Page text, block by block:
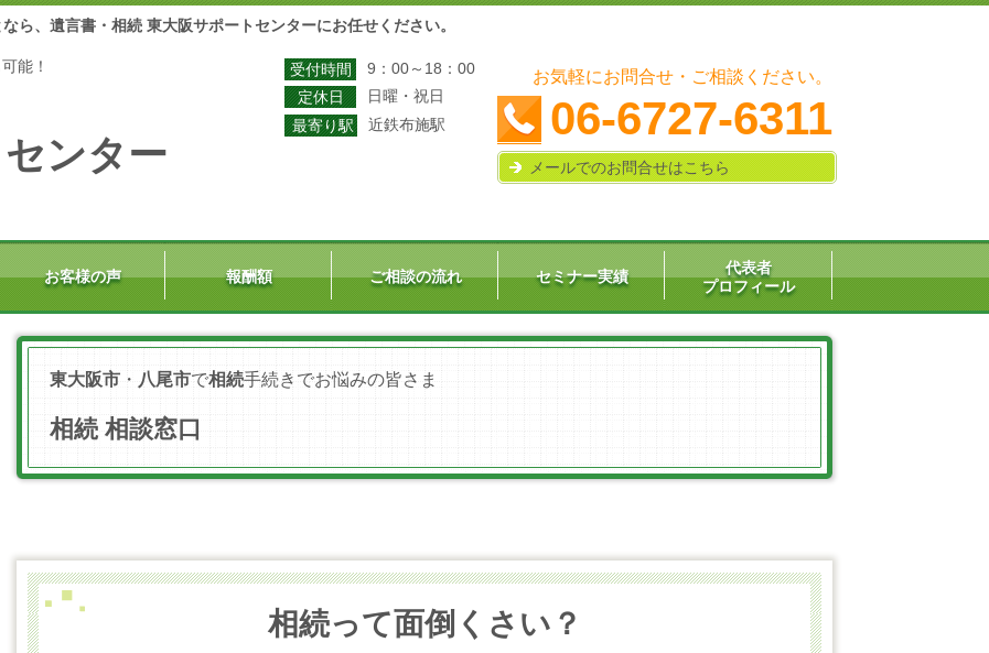
ら、遺言書・相続 東大阪サポートセンターにお任せください。
能！
ンター
受付時間
9：00～18：00
定休日
日曜・祝日
最寄り駅
近鉄布施駅
お気軽にお問合せ・ご相談ください。
06-6727-6311
メールでのお問合せはこちら
お客様の声 報酬額 ご相談の流れ セミナー実績
代表者
プロフィール
東大阪市 ・ 八尾市で相続手続きでお悩みの皆さま
相続 相談窓口
相続って面倒くさい？